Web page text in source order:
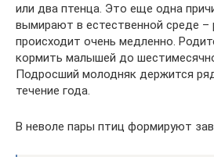
или два птенца. Это еще одна
вымирают в естественной среде –
происходит очень медленно.
кормить малышей до
Подросший молодняк держится
течение года.
В неволе пары птиц формируют